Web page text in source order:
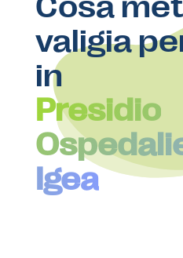
valigia
in
Presidio
Igea